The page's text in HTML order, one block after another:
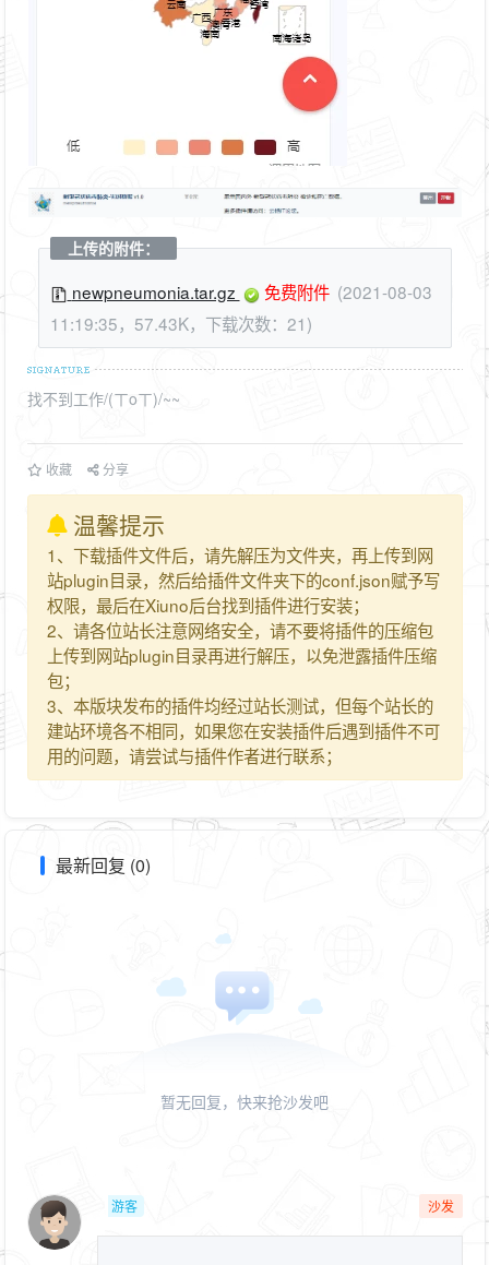
上传的附件：
newpneumonia.tar.gz 免费附件 (2021-08-03
11:19:35，57.43K，下载次数：21)
找不到工作/(ㄒoㄒ)/~~
收藏 分享
温馨提示
1、下载插件文件后，请先解压为文件夹，再上传到网
站plugin目录，然后给插件文件夹下的conf.json赋予写
权限，最后在Xiuno后台找到插件进行安装；
2、请各位站长注意网络安全，请不要将插件的压缩包
上传到网站plugin目录再进行解压，以免泄露插件压缩
包；
3、本版块发布的插件均经过站长测试，但每个站长的
建站环境各不相同，如果您在安装插件后遇到插件不可
用的问题，请尝试与插件作者进行联系；
最新回复 (0)
暂无回复，快来抢沙发吧
游客 沙发